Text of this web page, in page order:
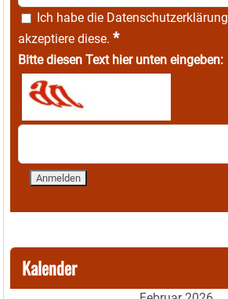
Ich habe die Datenschutzerklärung
akzeptiere diese. *
Bitte diesen Text hier unten eingeben:
Kalender